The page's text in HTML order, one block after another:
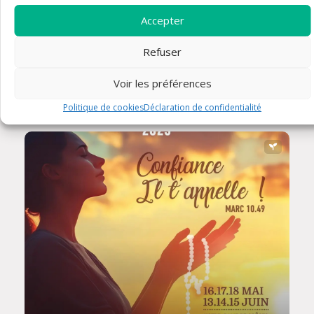
Accepter
Refuser
Voir les préférences
Politique de cookiesDéclaration de confidentialité
Groupe Padre Pio